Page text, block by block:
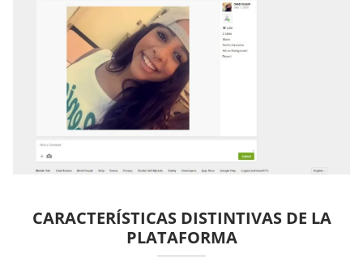
CARACTERÍSTICAS DISTINTIVAS DE LA
PLATAFORMA